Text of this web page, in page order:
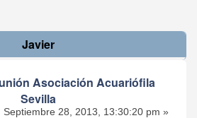
Javier
Asociación Acuariófila
Sevilla
Septiembre 28, 2013, 13:30:20 pm »